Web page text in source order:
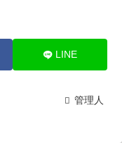
LINE
管理人